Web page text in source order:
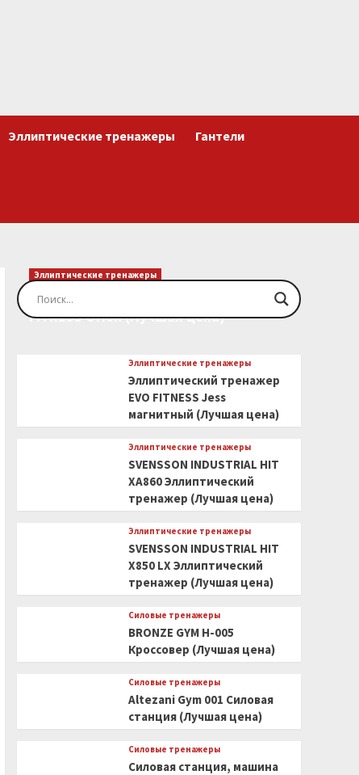
Эллиптические тренажеры Гантели
Эллиптические тренажеры
Эллиптический тренажер EVO
FITNESS Orion (Лучшая цена)
Эллиптические тренажеры
Эллиптический тренажер
EVO FITNESS Jess
магнитный (Лучшая цена)
Эллиптические тренажеры
SVENSSON INDUSTRIAL HIT
XA860 Эллиптический
тренажер (Лучшая цена)
Эллиптические тренажеры
SVENSSON INDUSTRIAL HIT
X850 LX Эллиптический
тренажер (Лучшая цена)
Силовые тренажеры
BRONZE GYM H-005
Кроссовер (Лучшая цена)
Силовые тренажеры
Altezani Gym 001 Силовая
станция (Лучшая цена)
Силовые тренажеры
Силовая станция, машина